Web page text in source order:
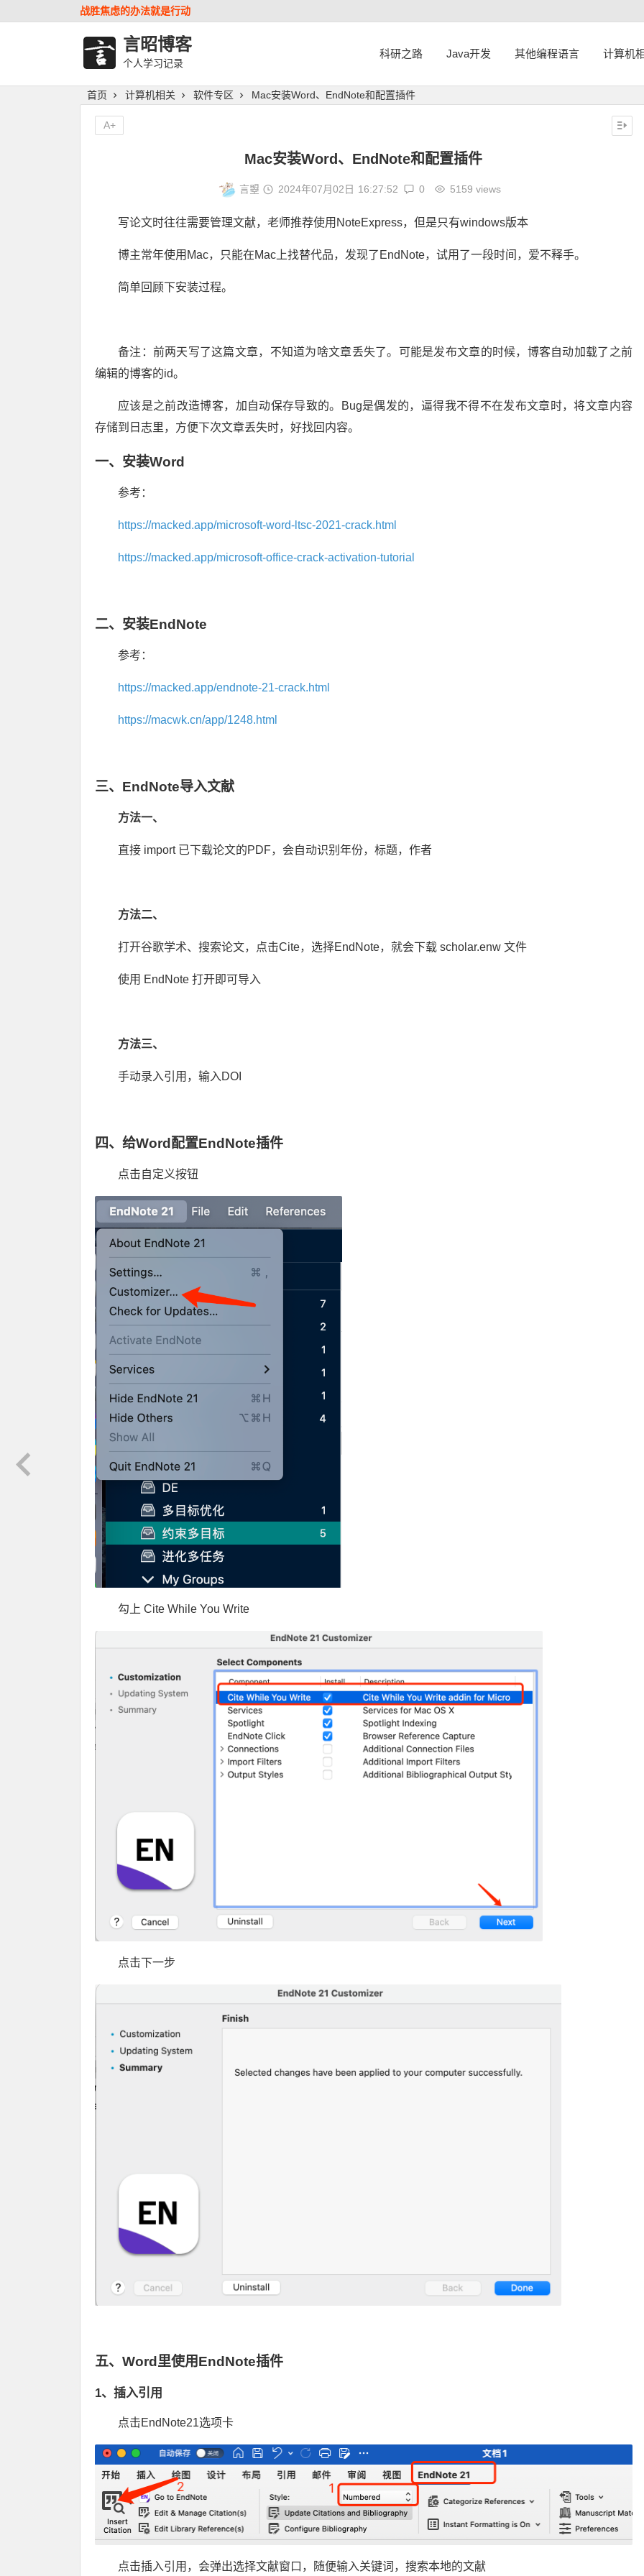
战胜焦虑的办法就是行动
言昭博客
个人学习记录
科研之路 Java开发 其他编程语言 计算机
首页 计算机相关 软件专区 Mac安装Word、EndNote和配置插件
Mac安装Word、EndNote和配置插件
言曌 2024年07月02日 16:27:52 0 5159 views
写论文时往往需要管理文献，老师推荐使用NoteExpress，但是只有windows版本
博主常年使用Mac，只能在Mac上找替代品，发现了EndNote，试用了一段时间，爱不释手。
简单回顾下安装过程。
备注：前两天写了这篇文章，不知道为啥文章丢失了。可能是发布文章的时候，博客自动加载了之前
编辑的博客的id。
应该是之前改造博客，加自动保存导致的。Bug是偶发的，逼得我不得不在发布文章时，将文章内容
存储到日志里，方便下次文章丢失时，好找回内容。
一、安装Word
参考：
https://macked.app/microsoft-word-ltsc-2021-crack.html
https://macked.app/microsoft-office-crack-activation-tutorial
二、安装EndNote
参考：
https://macked.app/endnote-21-crack.html
https://macwk.cn/app/1248.html
三、EndNote导入文献
方法一、
直接 import 已下载论文的PDF，会自动识别年份，标题，作者
方法二、
打开谷歌学术、搜索论文，点击Cite，选择EndNote，就会下载 scholar.enw 文件
使用 EndNote 打开即可导入
方法三、
手动录入引用，输入DOI
四、给Word配置EndNote插件
点击自定义按钮
勾上 Cite While You Write
点击下一步
五、Word里使用EndNote插件
1、插入引用
点击EndNote21选项卡
点击插入引用，会弹出选择文献窗口，随便输入关键词，搜索本地的文献
A+